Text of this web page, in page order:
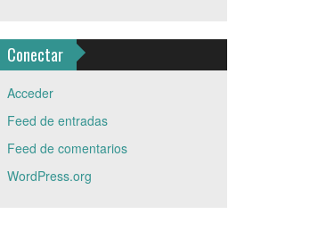
Conectar
Acceder
Feed de entradas
Feed de comentarios
WordPress.org